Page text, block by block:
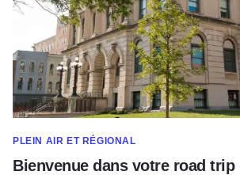
PLEIN AIR ET RÉGIONAL
Bienvenue dans votre road trip